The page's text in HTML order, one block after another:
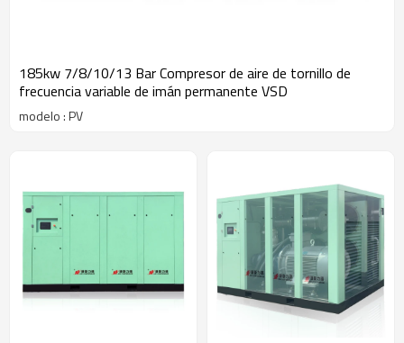
185kw 7/8/10/13 Bar Compresor de aire de tornillo de
frecuencia variable de imán permanente VSD
modelo : PV